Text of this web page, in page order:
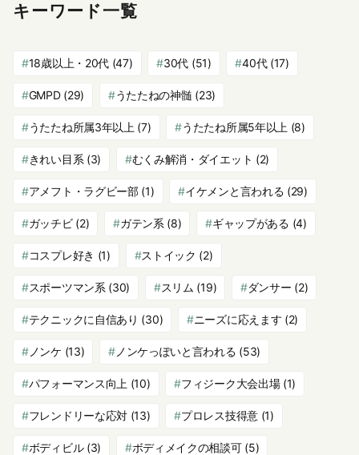
キーワード一覧
18歳以上・20代 (47) 30代 (51) 40代(17)
GMPD(29) うたたねの神髄 (23)
うたたね所属3年以上 (7) うたたね所属5年以上 (8)
きれい目系 (3) むくみ解消・ダイエット (2)
アメフト・ラグビー部(1) イケメンと言われる (29)
ガッチビ(2) ガテン系 (8) ギャップがある (4)
コスプレ好き (1) ストイック (2)
スポーツマン系 (30) スリム (19) ダンサー (2)
テクニックに自信あり (30) ニーズに応えます (2)
ノンケ (13) ノンケっぽいと言われる (53)
パフォーマンス向上 (10) フィジーク大会出場(1)
フレンドリーな応対 (13) プロレス技得意(1)
ボディビル(3) ボディメイクの相談可(5)